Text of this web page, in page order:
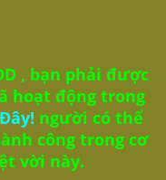
, bạn phải được
hoạt động trong
người có thể
công trong cơ
vời này.